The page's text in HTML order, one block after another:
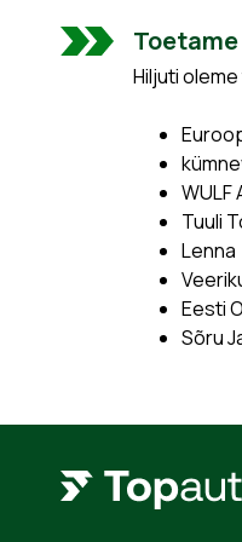
Hiljuti
WULF
Tuuli
Lenna
Eesti
Sõru